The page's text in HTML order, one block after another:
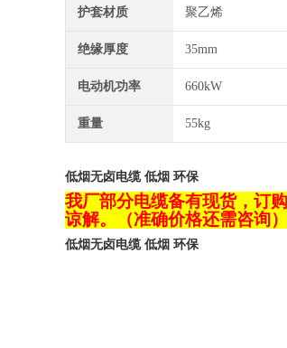
护套材质 聚乙烯
绝缘厚度 35mm
电动机功率 660kW
重量 55kg
低烟无卤电缆 低烟 环保
我厂部分电缆备有现货，订
谅解。（准确价格还需咨询）
低烟无卤电缆 低烟 环保